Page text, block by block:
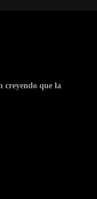
creyendo que la